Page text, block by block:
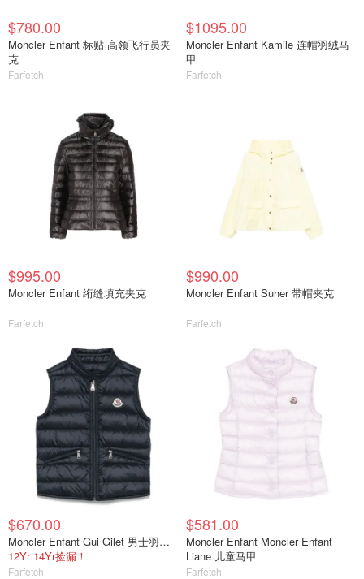
$780.00
Moncler Enfant 标贴 高领飞行员夹
克
Farfetch
$1095.00
Moncler Enfant Kamile 连帽羽绒马
甲
Farfetch
$995.00
Moncler Enfant 绗缝填充夹克
Farfetch
$990.00
Moncler Enfant Suher 带帽夹克
Farfetch
$670.00
Moncler Enfant Gui Gilet 男士羽绒马甲
12Yr 14Yr捡漏！
Farfetch
$581.00
Moncler Enfant Moncler Enfant
Liane 儿童马甲
Farfetch